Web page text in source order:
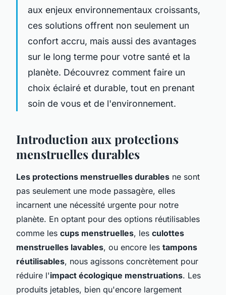
aux enjeux environnementaux croissants,
ces solutions offrent non seulement un
confort accru, mais aussi des avantages
sur le long terme pour votre santé et la
planète. Découvrez comment faire un
choix éclairé et durable, tout en prenant
soin de vous et de l'environnement.
Introduction aux protections
menstruelles durables
Les protections menstruelles durables ne sont
pas seulement une mode passagère, elles
incarnent une nécessité urgente pour notre
planète. En optant pour des options réutilisables
comme les cups menstruelles, les culottes
menstruelles lavables, ou encore les tampons
réutilisables, nous agissons concrètement pour
réduire l'impact écologique menstruations. Les
produits jetables, bien qu'encore largement